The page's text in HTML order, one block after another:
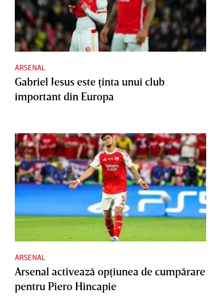
ARSENAL
Gabriel Jesus este ţinta unui club
important din Europa
ARSENAL
Arsenal activează opţiunea de cumpărare
pentru Piero Hincapie